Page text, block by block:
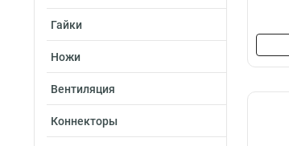
Гайки
Ножи
Вентиляция
Коннекторы